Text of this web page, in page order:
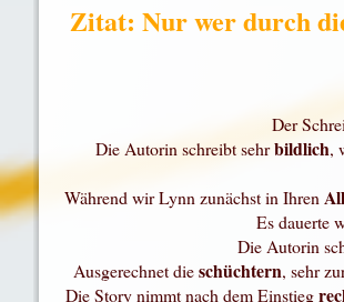
Zitat: Nur wer durch
Der
Die Autorin schreibt sehrbildlich,
Während wir Lynn zunächst in Ihren
Es dauerte
Die Autorin
Ausgerechnet dieschüchtern, sehr
Die Story nimmt nach dem Einstieg